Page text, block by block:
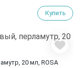
Купить
20 мл, ROSA